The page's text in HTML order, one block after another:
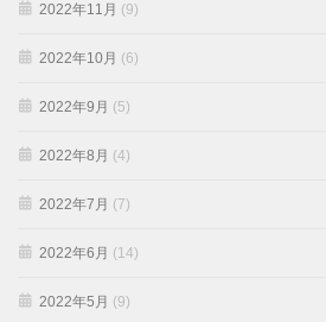
2022年11月 (9)
2022年10月 (6)
2022年9月 (5)
2022年8月 (4)
2022年7月 (7)
2022年6月 (14)
2022年5月 (9)